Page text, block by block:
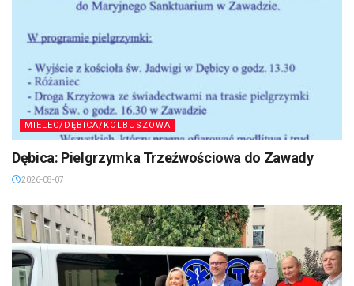
MIELEC/DĘBICA/KOLBUSZOWA
Dębica: Pielgrzymka Trzeźwościowa do Zawady
2026-08-07